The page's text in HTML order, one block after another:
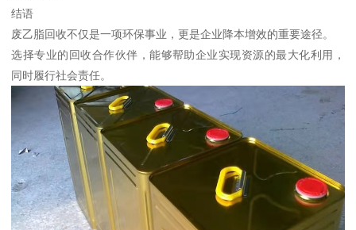
结语
废乙脂回收不仅是一项环保事业，更是企业降本增效的重要途径。
选择专业的回收合作伙伴，能够帮助企业实现资源的最大化利用，
同时履行社会责任。